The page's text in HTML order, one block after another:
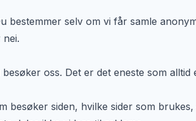
bestemmer selv om vi får samle
oss. Det er det eneste som alltid
besøker siden, hvilke sider som